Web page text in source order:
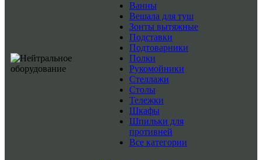
Ванны
Вешала для туш
Зонты вытяжные
Подставки
Подтоварники
Полки
Рукомойники
Стеллажи
Столы
Тележки
Шкафы
Шпильки для
противней
Все категории